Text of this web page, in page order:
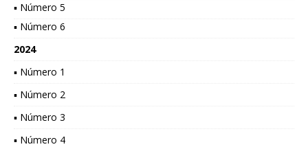
▪ Número 5
▪ Número 6
2024
▪ Número 1
▪ Número 2
▪ Número 3
▪ Número 4